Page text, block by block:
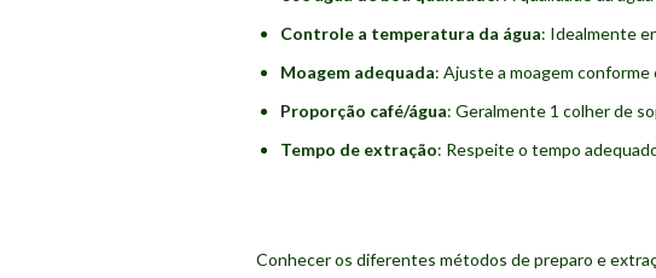
Controle a temperatura da água: Idealmente
Moagem adequada: Ajuste a moagem
Proporção café/água: Geralmente 1 colher de
Tempo de extração: Respeite o tempo
Conhecer os diferentes métodos de preparo e